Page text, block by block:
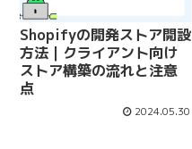
Shopifyの開発ストア開設
方法｜クライアント向け
ストア構築の流れと注意
点
2024.05.30